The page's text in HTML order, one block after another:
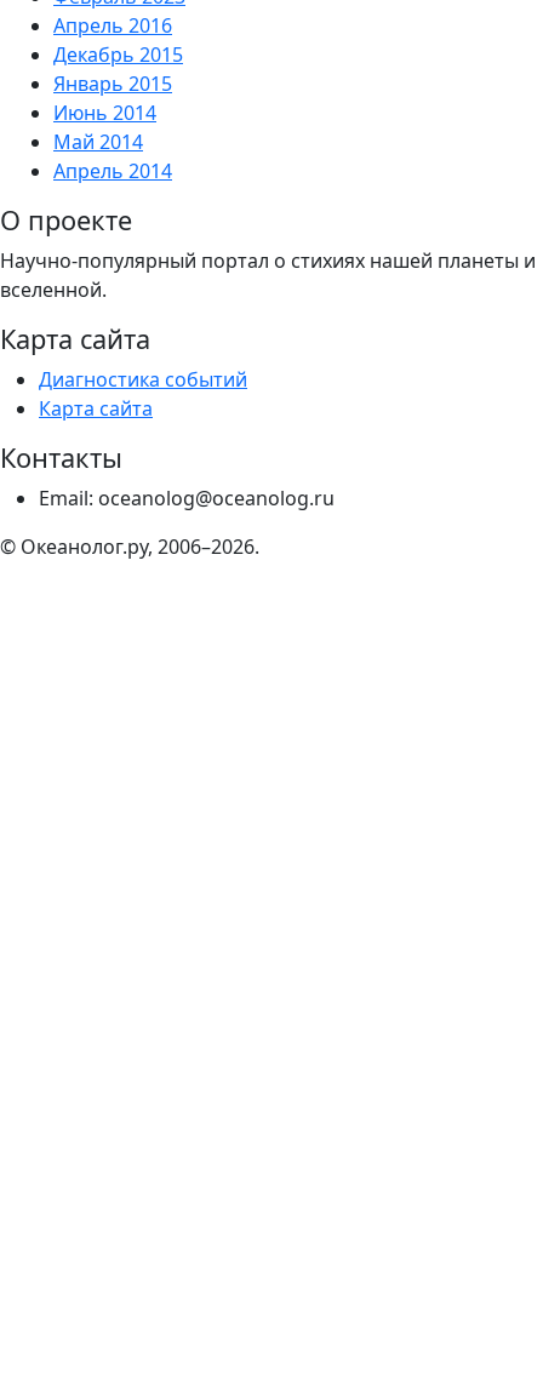
Апрель 2016
Декабрь 2015
Январь 2015
Июнь 2014
Май 2014
Апрель 2014
О проекте
Научно-популярный портал о стихиях нашей планеты и
вселенной.
Карта сайта
Диагностика событий
Карта сайта
Контакты
Email: oceanolog@oceanolog.ru
© Океанолог.ру, 2006–2026.